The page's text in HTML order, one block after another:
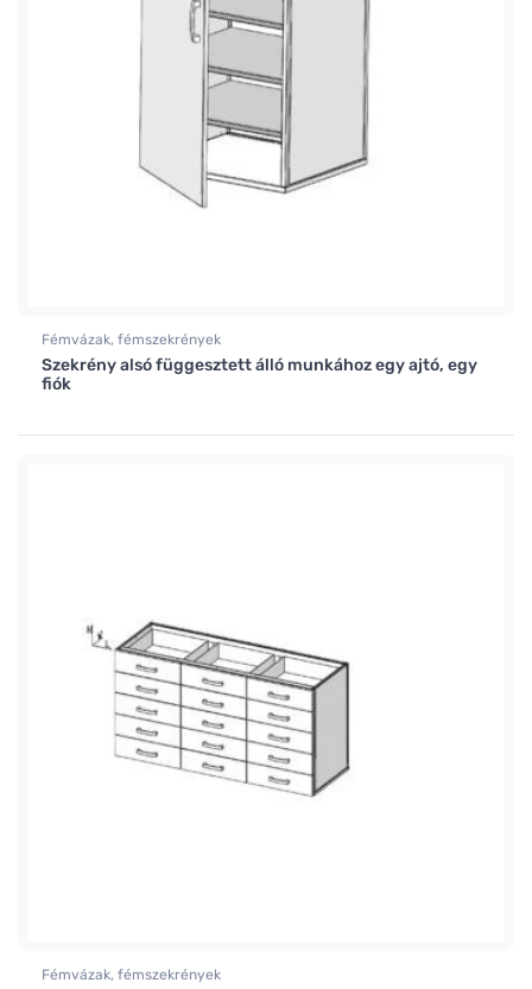
Fémvázak, fémszekrények
Szekrény alsó függesztett álló munkához egy ajtó, egy
fiók
Fémvázak, fémszekrények